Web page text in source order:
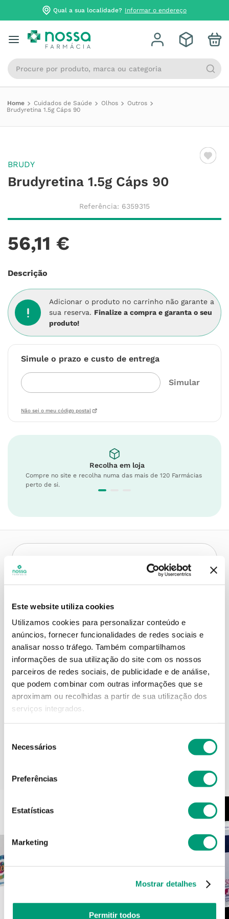
Este website utiliza cookies
Utilizamos cookies para personalizar conteúdo e
anúncios, fornecer funcionalidades de redes sociais e
analisar nosso tráfego. Também compartilhamos
informações de sua utilização do site com os nossos
parceiros de redes sociais, de publicidade e de análise,
que podem combinar com outras informações que se
aproximam ou recolhidas a partir de sua utilização dos
serviços integrados.
Necessários
Preferências
Estatísticas
Marketing
Mostrar detalhes
Permitir todos
Qual a sua localidade? Informar o endereço
Procure por produto, marca ou categoria
Cuidados de Saúde Olhos
Outros
Brudyretina 1.5g Cáps 90
BRUDY
Brudyretina 1.5g Cáps 90
Referência: 6359315
56,11 €
Descrição
Adicionar o produto no carrinho não garante a
sua reserva. Finalize a compra e garanta o seu
produto!
Simule o prazo e custo de entrega
Não sei o meu código postal
Recolha em loja
Compre no site e recolha numa das mais de 120 Farmácias
perto de si.
Descrição do Produto
Contra-indicações
Informações técnicas
PODERÁ TAMBÉM GOSTAR